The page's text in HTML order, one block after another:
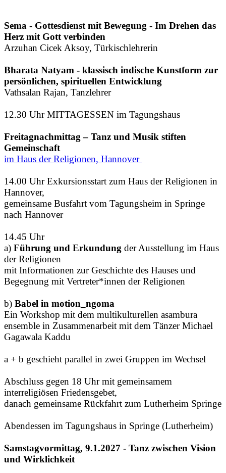
Sema - Gottesdienst mit Bewegung - Im Drehen das
Herz mit Gott verbinden
Arzuhan Cicek Aksoy, Türkischlehrerin
Bharata Natyam - klassisch indische Kunstform zur
persönlichen, spirituellen Entwicklung
Vathsalan Rajan, Tanzlehrer
12.30 Uhr MITTAGESSEN im Tagungshaus
Freitagnachmittag – Tanz und Musik stiften
Gemeinschaft
im Haus der Religionen, Hannover
14.00 Uhr Exkursionsstart zum Haus der Religionen in
Hannover,
gemeinsame Busfahrt vom Tagungsheim in Springe
nach Hannover
14.45 Uhr
a) Führung und Erkundung der Ausstellung im Haus
der Religionen
mit Informationen zur Geschichte des Hauses und
Begegnung mit Vertreter*innen der Religionen
b) Babel in motion_ngoma
Ein Workshop mit dem multikulturellen asambura
ensemble in Zusammenarbeit mit dem Tänzer Michael
Gagawala Kaddu
a + b geschieht parallel in zwei Gruppen im Wechsel
Abschluss gegen 18 Uhr mit gemeinsamem
interreligiösen Friedensgebet,
danach gemeinsame Rückfahrt zum Lutherheim Springe
Abendessen im Tagungshaus in Springe (Lutherheim)
Samstagvormittag, 9.1.2027 - Tanz zwischen Vision
und Wirklichkeit